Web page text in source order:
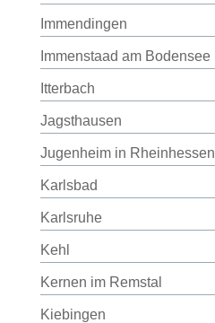
Immendingen
Immenstaad am Bodensee
Itterbach
Jagsthausen
Jugenheim in Rheinhessen
Karlsbad
Karlsruhe
Kehl
Kernen im Remstal
Kiebingen